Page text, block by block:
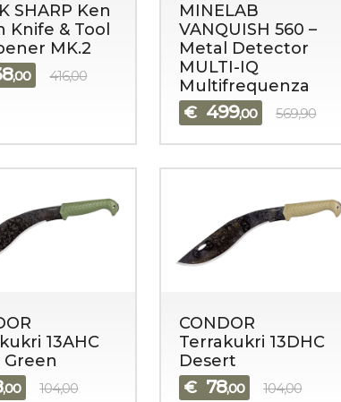
SHARP Ken
Knife & Tool
MK.2
,00 416,00
MINELAB
VANQUISH 560 –
Metal Detector
MULTI-IQ
Multifrequenza
€ 499,00 569,90
13AHC
,00 104,00
CONDOR
Terrakukri 13DHC
Desert
€ 78,00 104,00